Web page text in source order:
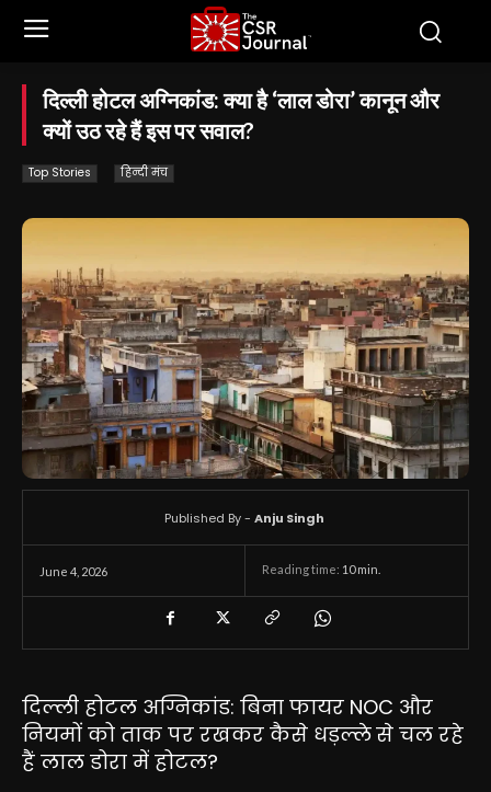
दिल्ली होटल अग्निकांड: क्या है ‘लाल डोरा’ कानून और
क्यों उठ रहे हैं इस पर सवाल?
Top Stories हिन्दी मंच
June 4, 2026 Reading time: 10min.
Published By - Anju Singh
दिल्ली होटल अग्निकांड: बिना फायर NOC और
नियमों को ताक पर रखकर कैसे धड़ल्ले से चल रहे
हैं लाल डोरा में होटल?